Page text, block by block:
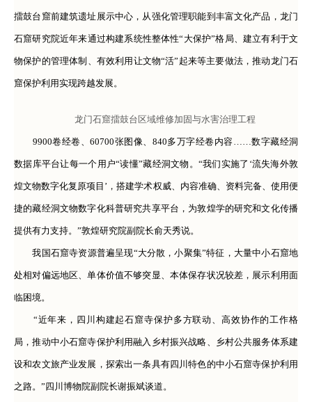
擂鼓台窟前建筑遗址展示中心，从强化管理职能到丰富文化产品，龙门
石窟研究院近年来通过构建系统性整体性“大保护”格局、建立有利于文
物保护的管理体制、有效利用让文物“活”起来等主要做法，推动龙门石
窟保护利用实现跨越发展。
龙门石窟擂鼓台区域维修加固与水害治理工程
9900卷经卷、60700张图像、840多万字经卷内容……数字藏经洞
数据库平台让每一个用户“读懂”藏经洞文物。“我们实施了‘流失海外敦
煌文物数字化复原项目’，搭建学术权威、内容准确、资料完备、使用便
捷的藏经洞文物数字化科普研究共享平台，为敦煌学的研究和文化传播
提供有力支持。”敦煌研究院副院长俞天秀说。
我国石窟寺资源普遍呈现“大分散，小聚集”特征，大量中小石窟地
处相对偏远地区、单体价值不够突显、本体保存状况较差，展示利用面
临困境。
“近年来，四川构建起石窟寺保护多方联动、高效协作的工作格
局，推动中小石窟寺保护利用融入乡村振兴战略、乡村公共服务体系建
设和农文旅产业发展，探索出一条具有四川特色的中小石窟寺保护利用
之路。”四川博物院副院长谢振斌谈道。